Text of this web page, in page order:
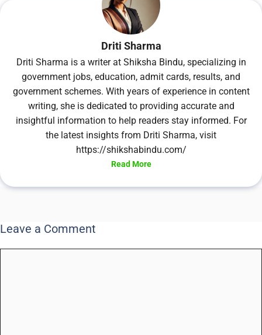
Driti Sharma
Driti Sharma is a writer at Shiksha Bindu, specializing in
government jobs, education, admit cards, results, and
government schemes. With years of experience in content
writing, she is dedicated to providing accurate and
insightful information to help readers stay informed. For
the latest insights from Driti Sharma, visit
https://shikshabindu.com/
Read More
Leave a Comment